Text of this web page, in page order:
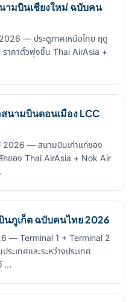
ามบินเชียงใหม่ ฉบับคน
— ประตูภาคเหนือไทย ฤดู
าคาตั๋วพุ่งขึ้น Thai AirAsia +
นามบินดอนเมือง LCC
2026 — สนามบินเก่าแก่ของ
กของ Thai AirAsia + Nok Air
ภูเก็ต ฉบับคนไทย 2026
— Terminal 1 + Terminal 2
ะเทศและระหว่างประเทศ
…